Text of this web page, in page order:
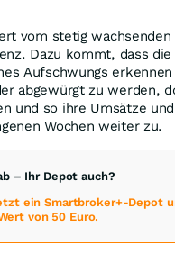
vom stetig
Dazu kommt, dass
Aufschwungs
abgewürgt zu werden,
und so ihre Umsätze
Wochen weiter zu.
– Ihr Depot auch?
ein Smartbroker+-Depot
von 50 Euro.